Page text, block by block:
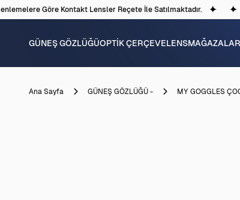
Göre Kontakt Lensler Reçete İle Satılmaktadır.
GÜNEŞ GÖZLÜĞÜOPTİK ÇERÇEVELENS
Ana Sayfa GÜNEŞ GÖZLÜĞÜ - MY GOGGLES